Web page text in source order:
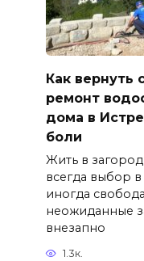
Как вернуть
ремонт
дома в
боли
Жить в
всегда выбор
иногда
неожиданные
внезапно
1.3к.